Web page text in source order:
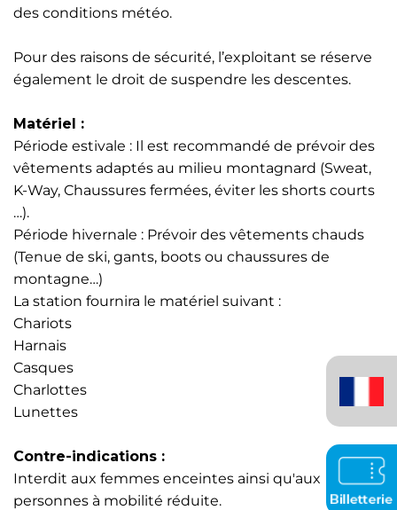
des conditions météo.
Pour des raisons de sécurité, l’exploitant se réserve
également le droit de suspendre les descentes.
Matériel :
Période estivale : Il est recommandé de prévoir des
vêtements adaptés au milieu montagnard (Sweat,
K-Way, Chaussures fermées, éviter les shorts courts
…).
Période hivernale : Prévoir des vêtements chauds
(Tenue de ski, gants, boots ou chaussures de
montagne…)
La station fournira le matériel suivant :
Chariots
Harnais
Casques
Charlottes
Lunettes
Contre-indications :
Interdit aux femmes enceintes ainsi qu'aux
personnes à mobilité réduite.